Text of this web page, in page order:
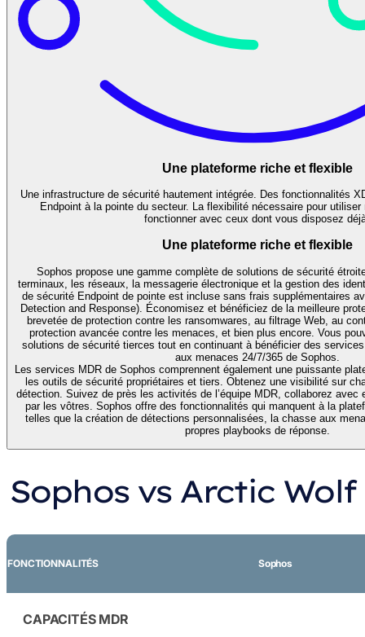
Une plateforme riche et flexible
Une infrastructure de sécurité hautement intégrée. Des fonctionnalités
Endpoint à la pointe du secteur. La flexibilité nécessaire pour
fonctionner avec ceux dont vous disposez
Une plateforme riche et flexible
Sophos propose une gamme complète de solutions de sécurité
terminaux, les réseaux, la messagerie électronique et la gestion des
de sécurité Endpoint de pointe est incluse sans frais supplémentaires
Detection and Response). Économisez et bénéficiez de la meilleure
brevetée de protection contre les ransomwares, au filtrage Web, au
protection avancée contre les menaces, et bien plus encore. Vous
solutions de sécurité tierces tout en continuant à bénéficier des
aux menaces 24/7/365 de Sophos.
Les services MDR de Sophos comprennent également une puissante
les outils de sécurité propriétaires et tiers. Obtenez une visibilité sur
détection. Suivez de près les activités de l’équipe MDR, collaborez
par les vôtres. Sophos offre des fonctionnalités qui manquent à la
telles que la création de détections personnalisées, la chasse aux
propres playbooks de réponse.
Sophos vs Arctic Wolf
FONCTIONNALITÉS Sophos
CAPACITÉS MDR